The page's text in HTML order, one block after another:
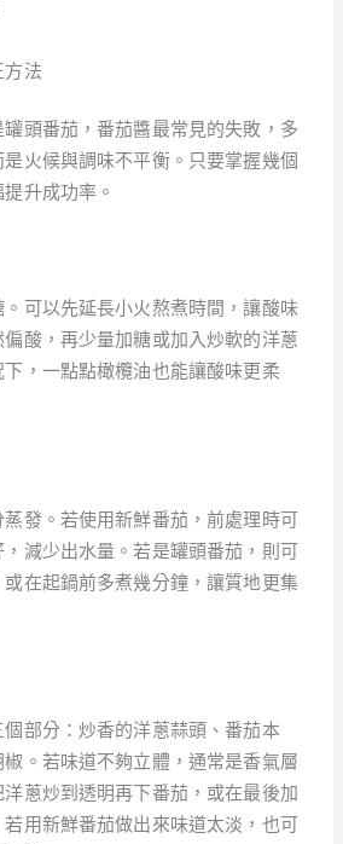
方法
頭番茄，番茄醬最常見的失敗，多
火候與調味不平衡。只要掌握幾個
升成功率。
可以先延長小火熬煮時間，讓酸味
酸，再少量加糖或加入炒軟的洋蔥
，一點點橄欖油也能讓酸味更柔
發。若使用新鮮番茄，前處理時可
減少出水量。若是罐頭番茄，則可
在起鍋前多煮幾分鐘，讓質地更集
部分：炒香的洋蔥蒜頭、番茄本
。若味道不夠立體，通常是香氣層
蔥炒到透明再下番茄，或在最後加
用新鮮番茄做出來味道太淡，也可